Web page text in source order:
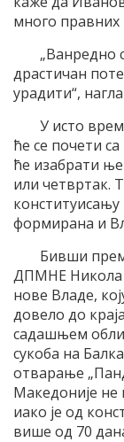
много
„Ванредно
драстичан
урадити“,
У исто
ће се почети
ће изабрати
или четвртак.
формирана и
Бивши
ДПМНЕ Никола
нове Владе,
довело до
садашњем
сукоба на
отварање
Македоније не
иако је од
више од 70